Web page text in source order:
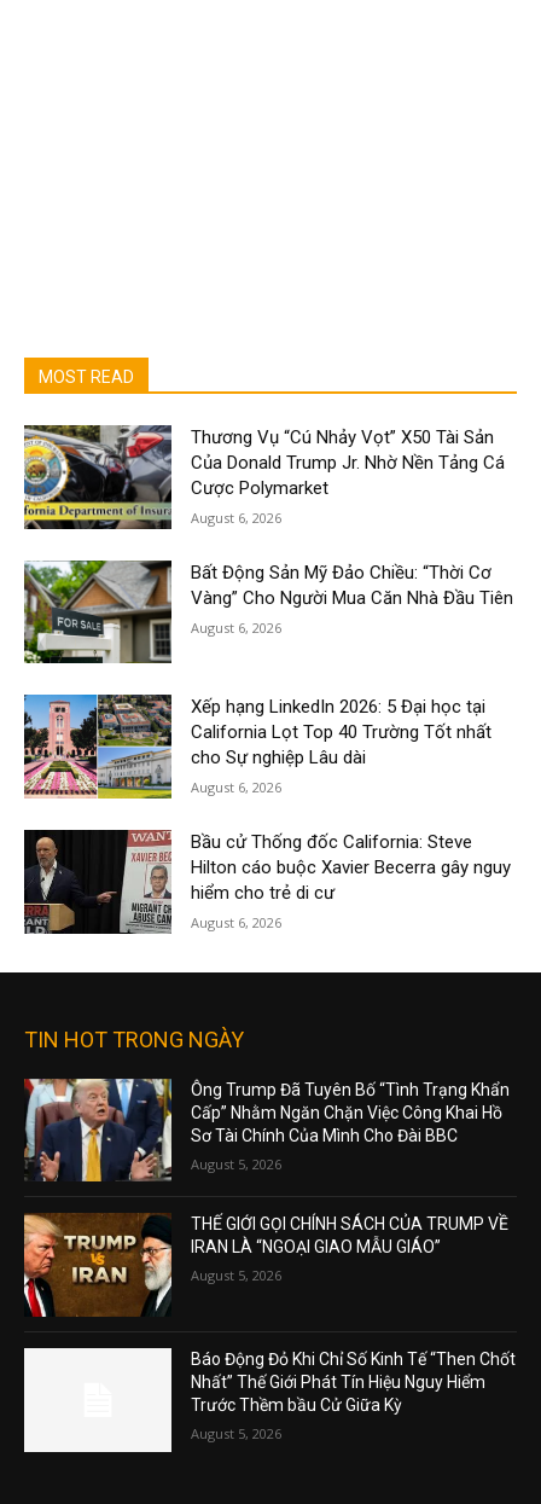
MOST READ
Thương Vụ “Cú Nhảy Vọt” X50 Tài Sản
Của Donald Trump Jr. Nhờ Nền Tảng Cá
Cược Polymarket
August 6, 2026
Bất Động Sản Mỹ Đảo Chiều: “Thời Cơ
Vàng” Cho Người Mua Căn Nhà Đầu Tiên
August 6, 2026
Xếp hạng LinkedIn 2026: 5 Đại học tại
California Lọt Top 40 Trường Tốt nhất
cho Sự nghiệp Lâu dài
August 6, 2026
Bầu cử Thống đốc California: Steve
Hilton cáo buộc Xavier Becerra gây nguy
hiểm cho trẻ di cư
August 6, 2026
TIN HOT TRONG NGÀY
Ông Trump Đã Tuyên Bố “Tình Trạng Khẩn
Cấp” Nhằm Ngăn Chặn Việc Công Khai Hồ
Sơ Tài Chính Của Mình Cho Đài BBC
August 5, 2026
THẾ GIỚI GỌI CHÍNH SÁCH CỦA TRUMP VỀ
IRAN LÀ “NGOẠI GIAO MẪU GIÁO”
August 5, 2026
Báo Động Đỏ Khi Chỉ Số Kinh Tế “Then Chốt
Nhất” Thế Giới Phát Tín Hiệu Nguy Hiểm
Trước Thềm bầu Cử Giữa Kỳ
August 5, 2026